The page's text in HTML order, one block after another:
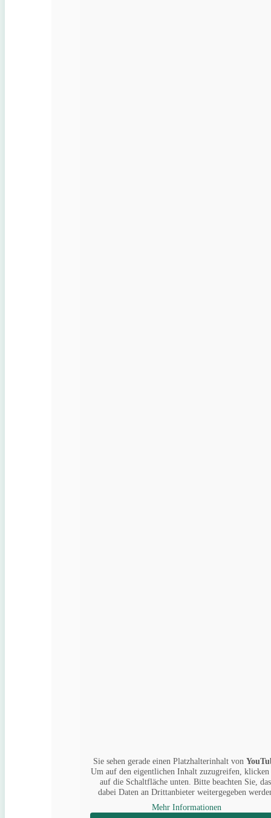
Sie sehen gerade einen Platzhalterinhalt von
Um auf den eigentlichen Inhalt zuzugreifen, klicken
auf die Schaltfläche unten. Bitte beachten Sie,
dabei Daten an Drittanbieter weitergegeben
Mehr Informationen